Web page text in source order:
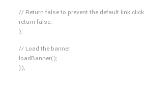
// Return false to prevent the default link click
return false;
};
// Load the banner
loadBanner();
});